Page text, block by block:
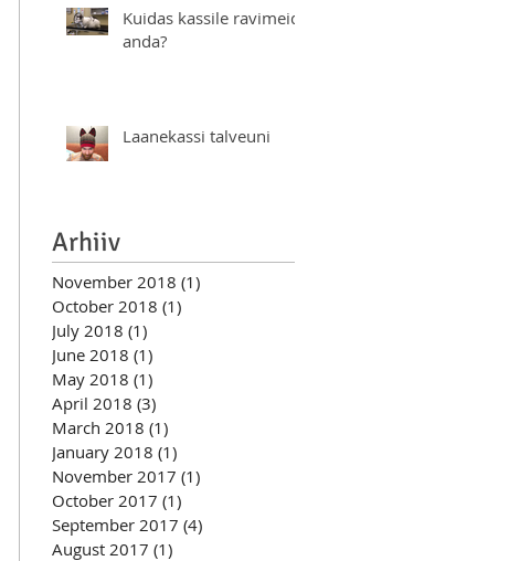
Kuidas kassile ravimeid
anda?
Laanekassi talveuni
Arhiiv
November 2018 (1)
October 2018 (1)
July 2018 (1)
June 2018 (1)
May 2018 (1)
April 2018 (3)
March 2018 (1)
January 2018 (1)
November 2017 (1)
October 2017 (1)
September 2017 (4)
August 2017 (1)